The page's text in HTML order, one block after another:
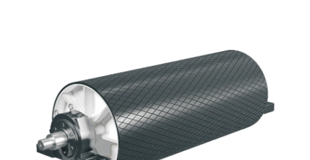
Промышленные фильтры и комплектующие
Авто и Ж/Д весы
Оборудование для производства ЖБИ
Пневмооборудование
Телескопические загрузчики